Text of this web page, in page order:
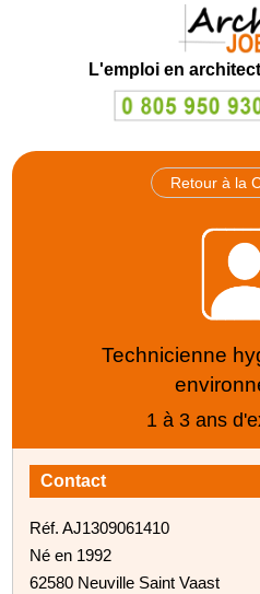
L'emploi en
Retour à la
Technicienne
1 à 3 ans
Contact
Réf. AJ1309061410
Né en 1992
62580 Neuville Saint Vaast